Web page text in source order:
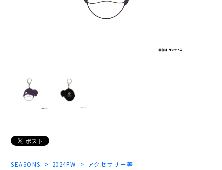
SEASONS 2024FW
アクセサリー等